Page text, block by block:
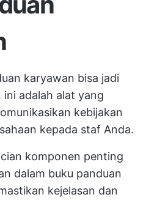
karyawan bisa jadi
adalah alat yang
kebijakan
kepada staf Anda.
komponen penting
dalam buku panduan
kejelasan dan